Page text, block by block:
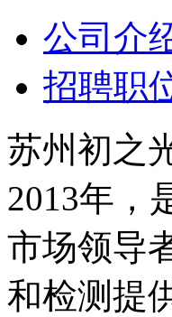
公司介
招聘职
苏州初之
2013年，
市场领导
和检测提